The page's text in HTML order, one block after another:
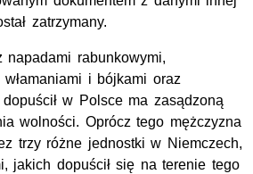
zatrzymany.
rabunkowymi,
włamaniami i bójkami oraz
w Polsce ma zasądzoną
wolności. Oprócz tego mężczyzna
trzy różne jednostki w Niemczech,
jakich dopuścił się na terenie tego